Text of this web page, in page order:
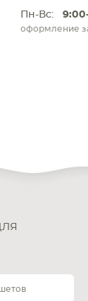
Пн-Вс:
оформление